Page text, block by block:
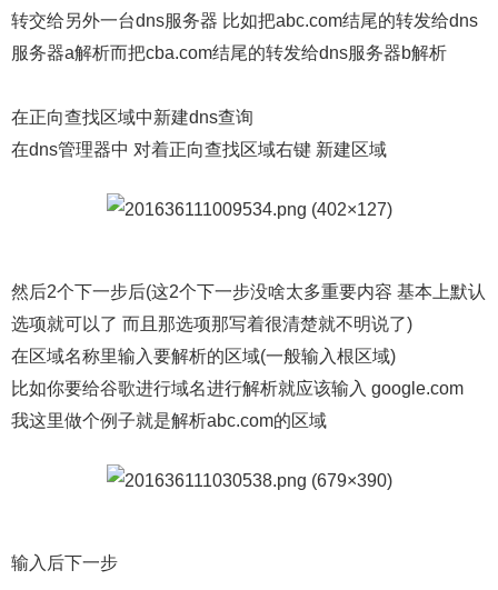
转交给另外一台dns服务器 比如把abc.com结尾的转发给dns
服务器a解析而把cba.com结尾的转发给dns服务器b解析
在正向查找区域中新建dns查询
在dns管理器中 对着正向查找区域右键 新建区域
然后2个下一步后(这2个下一步没啥太多重要内容 基本上默认
选项就可以了 而且那选项那写着很清楚就不明说了)
在区域名称里输入要解析的区域(一般输入根区域)
比如你要给谷歌进行域名进行解析就应该输入 google.com
我这里做个例子就是解析abc.com的区域
输入后下一步